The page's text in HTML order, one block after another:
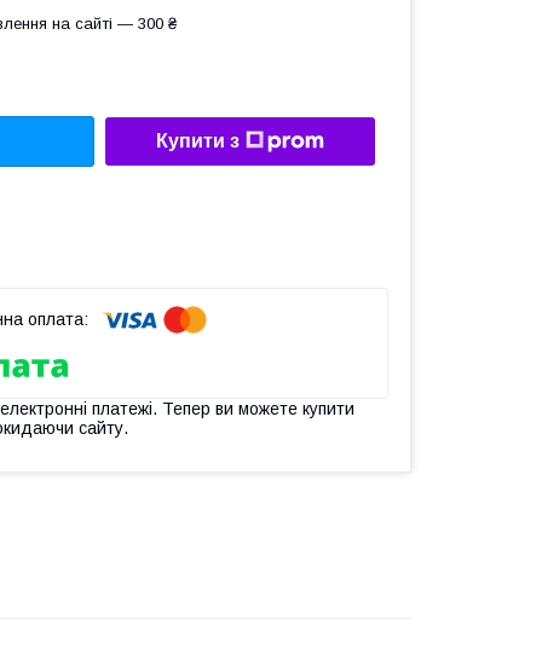
на сайті — 300 ₴
Купити з
платежі. Тепер ви можете купити
сайту.